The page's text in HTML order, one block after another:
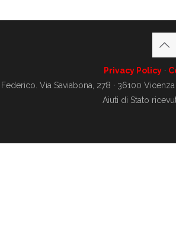
Privacy Policy ·
Via Saviabona, 278 · 36100
Aiuti di Stato